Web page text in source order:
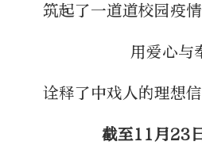
筑起了一道道校园疫
用爱心与
诠释了中戏人的理想
截至11月23